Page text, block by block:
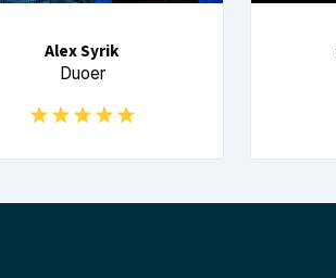
Alex Syrik
Duoer